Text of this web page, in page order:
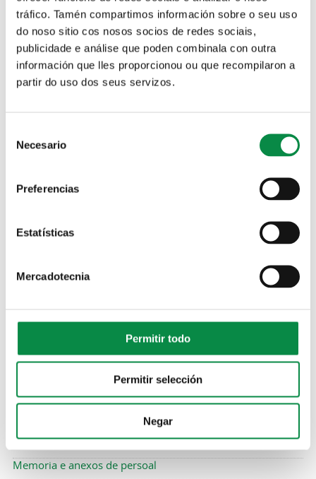
tráfico. Tamén compartimos información sobre o seu uso
do noso sitio cos nosos socios de redes sociais,
publicidade e análise que poden combinala con outra
información que lles proporcionou ou que recompilaron a
partir do uso dos seus servizos.
Selection
Necesario
Preferencias
Estatísticas
Mercadotecnia
Permitir todo
Permitir selección
Negar
presupuestos
2017
Economía e orzamentos 2023
El Pleno del Ayuntamiento de Ames, acordó la aprobación inicial del
público durante el plazo de 15 días hábiles, contados a partir del día
siguiente de su publicación en el BOP de A Coruña número 242, de 23
Concluido el período de exposición pública de conformidad con lo
reguladora de las haciendas locales, aprobado por Real Decreto
Legislativo 2/2004, de 5 de marzo, se publica el Presupuesto General
Proposta de aprobación 2023
Gastos Orzamento 2023
Liquidación do exercicio 2022
Aprobación inicial do Orzamento 2023
Resumo de gastos e ingresos 2023
Memoria e anexos de persoal